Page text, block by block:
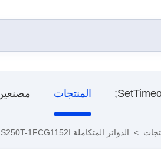
المنتجات
> الدوائر المتكاملة IC 1FCG1152I